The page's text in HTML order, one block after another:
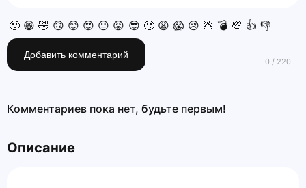
🙂 😁 🤣 🙃 😊 😍 😐 😡 😎 🙁 😩 😱 😢 💩 💣 💯 👍 👎
Добавить комментарий
Комментариев пока нет, будьте первым!
Описание